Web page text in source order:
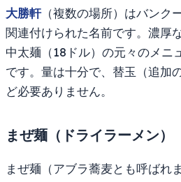
大勝軒（複数の場所）はバンク
関連付けられた名前です。濃厚
中太麺（18ドル）の元々のメニ
です。量は十分で、替玉（追加
ど必要ありません。
まぜ麺（ドライラーメン）
まぜ麺（アブラ蕎麦とも呼ばれ